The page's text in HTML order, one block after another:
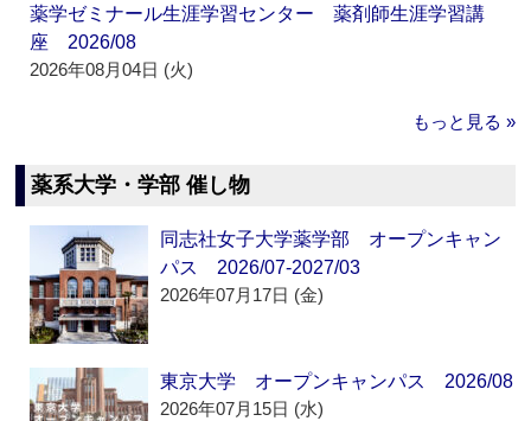
薬学ゼミナール生涯学習センター 薬剤師生涯学習講
座 2026/08
2026年08月04日 (火)
もっと見る »
薬系大学・学部 催し物
同志社女子大学薬学部 オープンキャン
パス 2026/07-2027/03
2026年07月17日 (金)
東京大学 オープンキャンパス 2026/08
2026年07月15日 (水)